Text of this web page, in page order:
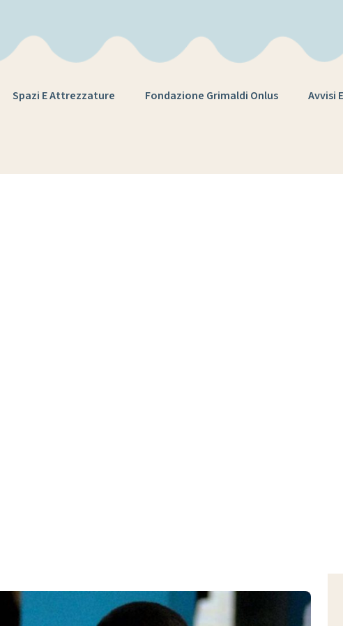
Spazi E Attrezzature Fondazione Grimaldi Onlus Avvisi